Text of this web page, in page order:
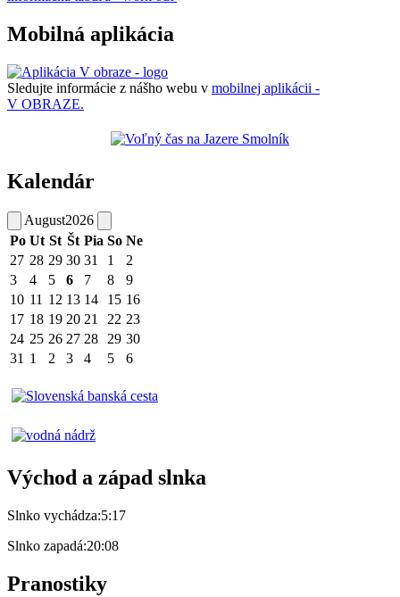
Mobilná aplikácia
Sledujte informácie z nášho webu v mobilnej aplikácii -
V OBRAZE.
Kalendár
August2026
Po Ut St Št Pia So Ne
27 28 29 30 31 1
2
3
4 5 6 7 8
9
10 11 12 13 14 15 16
17 18 19 20 21 22 23
24 25 26 27 28 29 30
31 1 2 3 4 5 6
Východ a západ slnka
Slnko vychádza:5:17
Slnko zapadá:20:08
Pranostiky